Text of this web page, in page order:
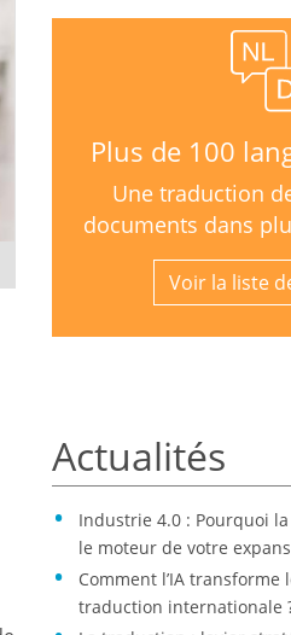
Plus de 100
Une traduction
documents dans
Voir la liste
Actualités
Industrie 4.0 : Pourquoi
le moteur de votre
Comment l’IA transforme
traduction internationale